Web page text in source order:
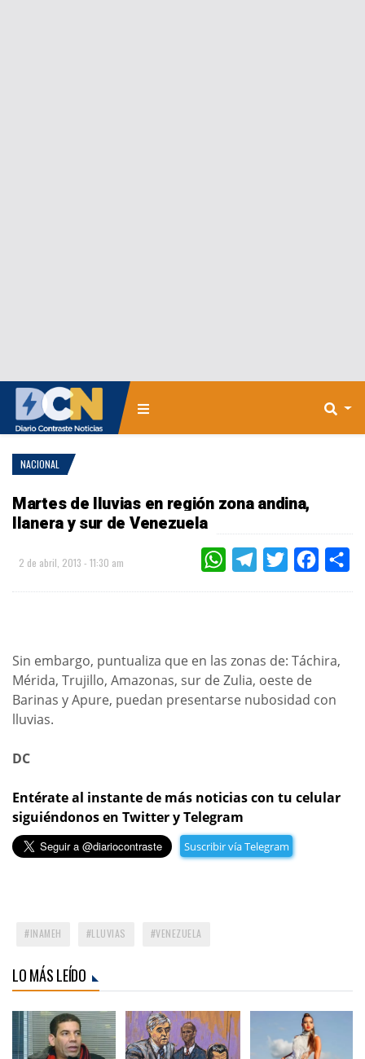
NACIONAL
Martes de lluvias en región zona andina,
llanera y sur de Venezuela
2 de abril, 2013 - 11:30 am WHATSAPPTELEGRAMTWITTER
Sin embargo, puntualiza que en las zonas de: Táchira,
Mérida, Trujillo, Amazonas, sur de Zulia, oeste de
Barinas y Apure, puedan presentarse nubosidad con
lluvias.
DC
Entérate al instante de más noticias con tu celular
siguiéndonos en Twitter y Telegram
Suscribir vía Telegram
INAMEH LLUVIAS VENEZUELA
LO MÁS LEÍDO